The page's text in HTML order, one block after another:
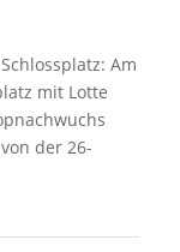
Am
mit Lotte
der 26-